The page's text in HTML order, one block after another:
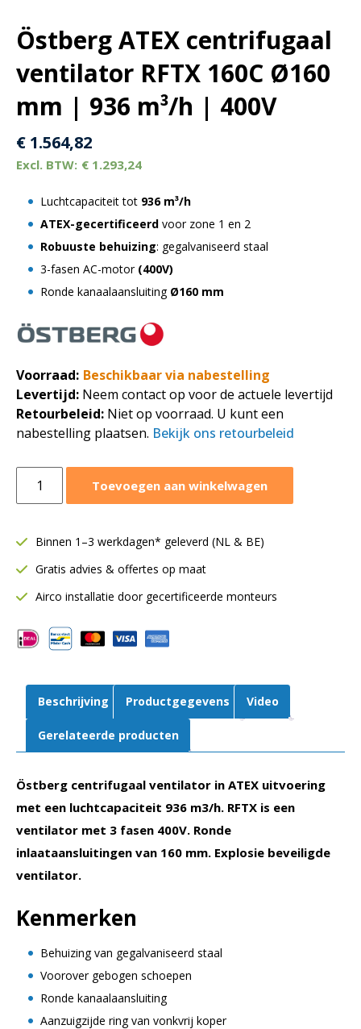
Östberg ATEX centrifugaal
ventilator RFTX 160C Ø160
mm | 936 m³/h | 400V
€ 1.564,82
€ 1.293,24
Luchtcapaciteit tot 936 m³/h
ATEX-gecertificeerd voor zone 1 en 2
Robuuste behuizing: gegalvaniseerd staal
3-fasen AC-motor (400V)
Ronde kanaalaansluiting Ø160 mm
Voorraad: Beschikbaar via nabestelling
Levertijd: Neem contact op voor de actuele levertijd
Retourbeleid: Niet op voorraad. U kunt een
nabestelling plaatsen. Bekijk ons retourbeleid
ATEX
ventilator
160C
Ø160
|
936
400V
aantal
Toevoegen aan winkelwagen
Binnen 1–3 werkdagen* geleverd (NL & BE)
Gratis advies & offertes op maat
Airco installatie door gecertificeerde monteurs
Beschrijving Productgegevens Video
Gerelateerde producten
Östberg centrifugaal ventilator in ATEX uitvoering
met een luchtcapaciteit 936 m3/h. RFTX is een
ventilator met 3 fasen 400V. Ronde
inlaataansluitingen van 160 mm. Explosie beveiligde
ventilator.
Kenmerken
Behuizing van gegalvaniseerd staal
Voorover gebogen schoepen
Ronde kanaalaansluiting
Aanzuigzijde ring van vonkvrij koper